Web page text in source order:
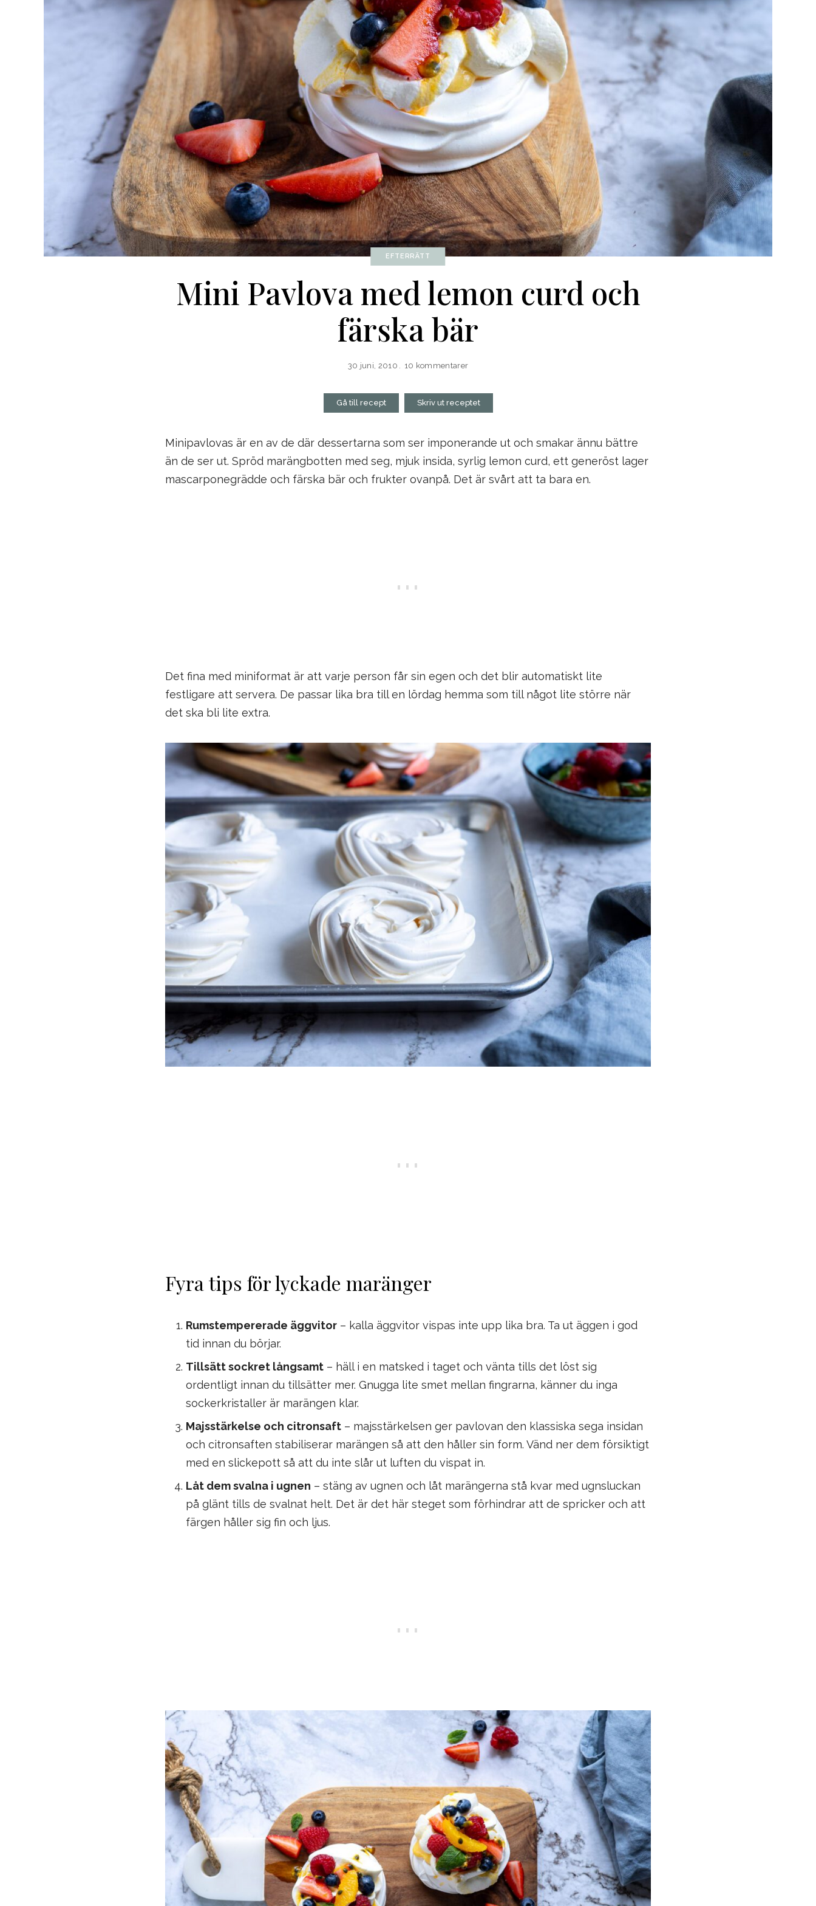
EFTERRÄTT
Mini Pavlova med lemon curd och
färska bär
30 juni, 2010 10 kommentarer
Gå till recept Skriv ut receptet
Minipavlovas är en av de där dessertarna som ser imponerande ut och smakar ännu bättre
än de ser ut. Spröd marängbotten med seg, mjuk insida, syrlig lemon curd, ett generöst lager
mascarponegrädde och färska bär och frukter ovanpå. Det är svårt att ta bara en.
Det fina med miniformat är att varje person får sin egen och det blir automatiskt lite
festligare att servera. De passar lika bra till en lördag hemma som till något lite större när
det ska bli lite extra.
Fyra tips för lyckade maränger
Rumstempererade äggvitor – kalla äggvitor vispas inte upp lika bra. Ta ut äggen i god
tid innan du börjar.
Tillsätt sockret långsamt – häll i en matsked i taget och vänta tills det löst sig
ordentligt innan du tillsätter mer. Gnugga lite smet mellan fingrarna, känner du inga
sockerkristaller är marängen klar.
Majsstärkelse och citronsaft – majsstärkelsen ger pavlovan den klassiska sega insidan
och citronsaften stabiliserar marängen så att den håller sin form. Vänd ner dem försiktigt
med en slickepott så att du inte slår ut luften du vispat in.
Låt dem svalna i ugnen – stäng av ugnen och låt marängerna stå kvar med ugnsluckan
på glänt tills de svalnat helt. Det är det här steget som förhindrar att de spricker och att
färgen håller sig fin och ljus.